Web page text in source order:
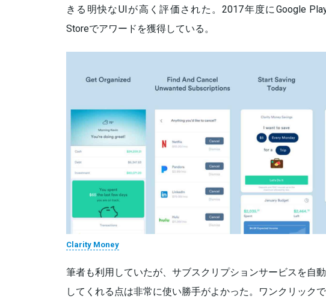
きる明快なUIが高く評価された。2017年度にGoogle
Storeでアワードを獲得している。
Clarity Money
筆者も利用していたが、サブスクリプションサービスを自
してくれる点は非常に使い勝手がよかった。ワンクリック